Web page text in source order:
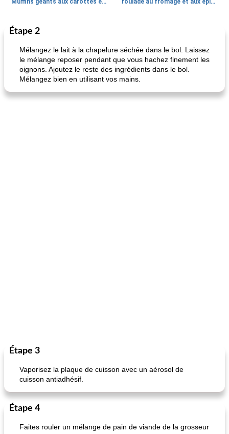
Muffins géants aux carottes et à la banane de Nif roulade au fromage et aux épinards
Marques de confiance: recettes et
astuces
Étape 2
Mélangez le lait à la chapelure séchée dans le bol. Laissez
le mélange reposer pendant que vous hachez finement les
oignons. Ajoutez le reste des ingrédients dans le bol.
Mélangez bien en utilisant vos mains.
Étape 3
Vaporisez la plaque de cuisson avec un aérosol de
cuisson antiadhésif.
Étape 4
Faites rouler un mélange de pain de viande de la grosseur